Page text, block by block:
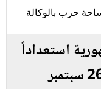
ساحة حرب بالوكالة
استعداداً